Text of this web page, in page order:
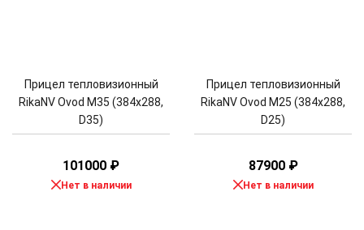
Прицел тепловизионный
RikaNV Ovod M35 (384x288,
D35)
101000 ₽
Нет в наличии
Прицел тепловизионный
RikaNV Ovod M25 (384x288,
D25)
87900 ₽
Нет в наличии